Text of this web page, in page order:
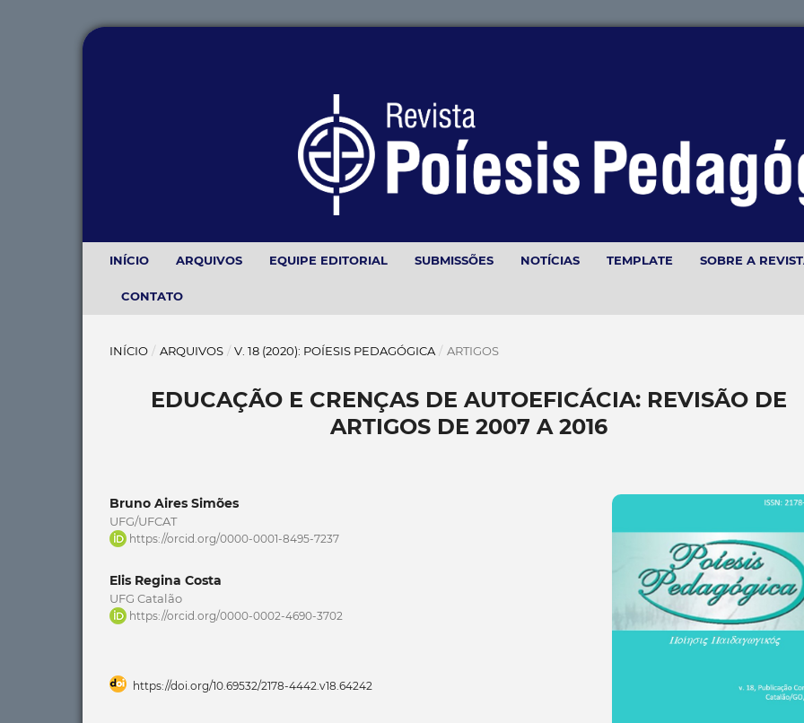
INÍCIO ARQUIVOS EQUIPE EDITORIAL SUBMISSÕES NOTÍCIAS TEMPLATE SOBRE A
CONTATO
INÍCIO / ARQUIVOS / V. 18 (2020): POÍESIS PEDAGÓGICA / ARTIGOS
EDUCAÇÃO E CRENÇAS DE AUTOEFICÁCIA: REVISÃO DE
ARTIGOS DE 2007 A 2016
Bruno Aires Simões
UFG/UFCAT
https://orcid.org/0000-0001-8495-7237
Elis Regina Costa
UFG Catalão
https://orcid.org/0000-0002-4690-3702
https://doi.org/10.69532/2178-4442.v18.64242